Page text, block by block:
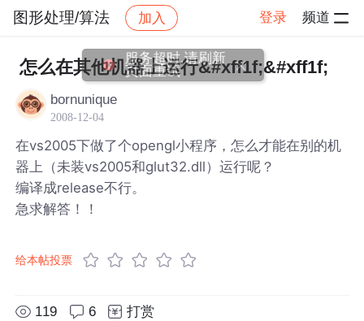
图形处理/算法 加入 登录 频道
社区 图形处理/算法 帖子详情
怎么在其他机器上运行&#xff1f;&#xff1f;
bornunique
2008-12-04
在vs2005下做了个opengl小程序，怎么才能在别的机
器上（未装vs2005和glut32.dll）运行呢？
编译成release不行。
急求解答！！
给本帖投票
119 6 打赏
服务超时,请刷新
页面重试